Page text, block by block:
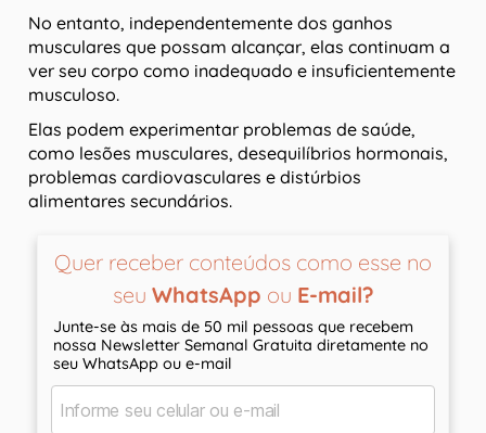
No entanto, independentemente dos ganhos
musculares que possam alcançar, elas continuam a
ver seu corpo como inadequado e insuficientemente
musculoso.
Elas podem experimentar problemas de saúde,
como lesões musculares, desequilíbrios hormonais,
problemas cardiovasculares e distúrbios
alimentares secundários.
Quer receber conteúdos como esse no
seu WhatsApp ou E-mail?
Junte-se às mais de 50 mil pessoas que recebem
nossa Newsletter Semanal Gratuita diretamente no
seu WhatsApp ou e-mail